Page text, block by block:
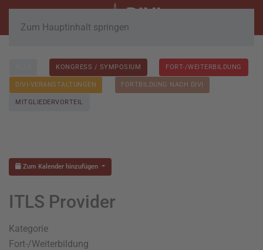
Zum Hauptinhalt springen
KONGRESS / SYMPOSIUM FORT-/WEITERBILDUNG
DIVI-VERANSTALTUNGEN FORTBILDUNG NACH DIVI
MITGLIEDERVORTEIL
Zum Kalender hinzufügen
ITLS Provider
Kategorie
Fort-/Weiterbildung